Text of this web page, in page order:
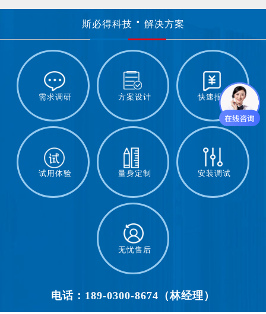
斯必得科技 解决方案
需求调研 方案设计 快速报价
试用体验 量身定制 安装调试
无忧售后
电话：189-0300-8674（林经理）